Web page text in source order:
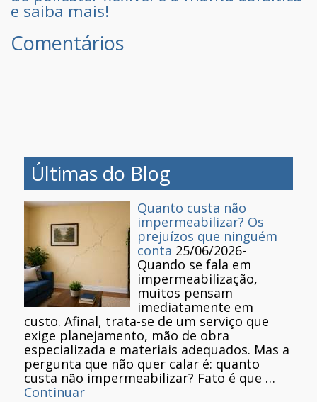
e saiba mais!
Comentários
Últimas do Blog
Quanto custa não
impermeabilizar? Os
prejuízos que ninguém
conta 25/06/2026-
Quando se fala em
impermeabilização,
muitos pensam
imediatamente em
custo. Afinal, trata-se de um serviço que
exige planejamento, mão de obra
especializada e materiais adequados. Mas a
pergunta que não quer calar é: quanto
custa não impermeabilizar? Fato é que …
Continuar